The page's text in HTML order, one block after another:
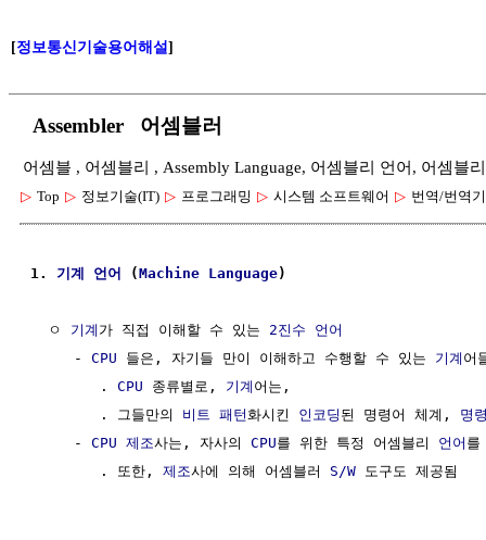
[정보통신기술용어해설]
Assembler 어셈블러
어셈블 , 어셈블리 , Assembly Language, 어셈블리 언어, 어셈블
▷ Top ▷ 정보기술(IT) ▷ 프로그래밍 ▷ 시스템 소프트웨어 ▷ 번역/번역기
1. 기계 언어 (Machine Language)
  ㅇ
기계 가 직접 이해할 수 있는 2진수
언어
     -
CPU 들은, 자기들 만이 이해하고 수행할 수 있는 기계
        .
CPU 종류별로, 기계 어는,
        . 그들만의
비트 패턴 화시킨 인코딩 된 명령어 체계, 명
     -
CPU 제조사는, 자사의 CPU를 위한 특정 어셈블리 언어
        . 또한,
제조사에 의해 어셈블러 S/W 도구도 제공됨